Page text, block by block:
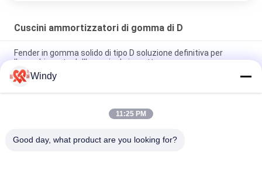
Cuscini ammortizzatori di gomma di D
Fender in gomma solido di tipo D soluzione definitiva per
l'assorbimento dell'energia da impatto
Fender in gomma solida D eccellente resistenza alle
intemperie per applicazioni impegnative
Fender di gomma di tipo D a bullone per protezione
Windy
11:25 PM
Good day, what product are you looking for?